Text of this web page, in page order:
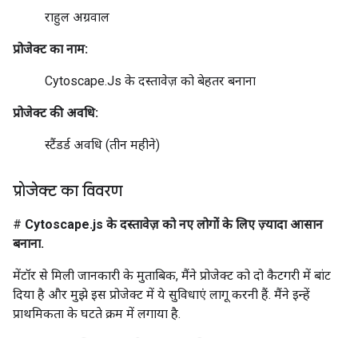
राहुल अग्रवाल
प्रोजेक्ट का नाम:
Cytoscape.Js के दस्तावेज़ को बेहतर बनाना
प्रोजेक्ट की अवधि:
स्टैंडर्ड अवधि (तीन महीने)
प्रोजेक्ट का विवरण
# Cytoscape.js के दस्तावेज़ को नए लोगों के लिए ज़्यादा आसान
बनाना.
मेंटॉर से मिली जानकारी के मुताबिक, मैंने प्रोजेक्ट को दो कैटगरी में बांट
दिया है और मुझे इस प्रोजेक्ट में ये सुविधाएं लागू करनी हैं. मैंने इन्हें
प्राथमिकता के घटते क्रम में लगाया है.